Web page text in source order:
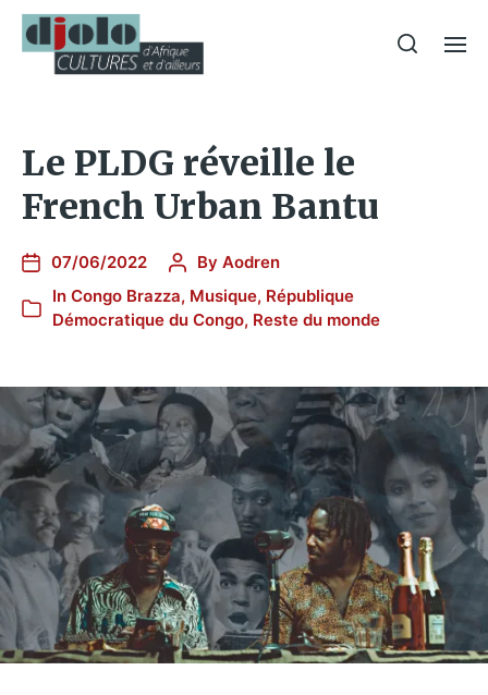
Le PLDG réveille le
French Urban Bantu
07/06/2022 By Aodren
In Congo Brazza, Musique, République
Démocratique du Congo, Reste du monde